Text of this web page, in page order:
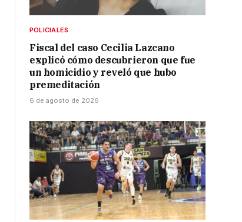
POLICIALES
Fiscal del caso Cecilia Lazcano
explicó cómo descubrieron que fue
un homicidio y reveló que hubo
premeditación
6 de agosto de 2026